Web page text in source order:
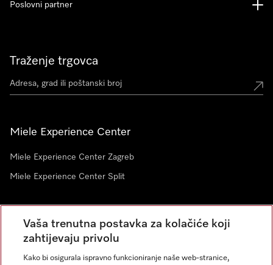
Traženje trgovca
Miele Experience Center
Miele Experience Center Zagreb
Miele Experience Center Split
Newsletter
Poslovni partner
Vaša trenutna postavka za kolačiće koji
zahtijevaju privolu
Kako bi osigurala ispravno funkcioniranje naše web-stranice,